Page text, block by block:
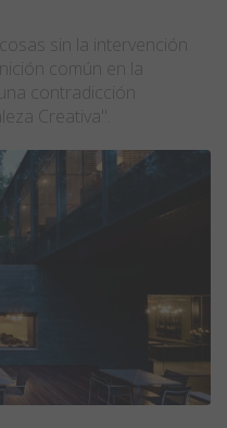
sin la intervención
común en la
contradicción
Creativa".